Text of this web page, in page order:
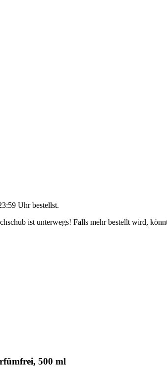
Uhrbestellst.
ist unterwegs! Falls mehr bestellt wird,
500 ml